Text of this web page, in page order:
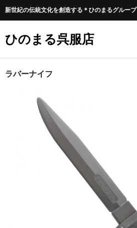
新世紀の伝統文化を創造する＊ひのまるグループ
ひのまる呉服店
ホーム
お好みプリント
お好みプリント 例1
ラバーナイフ